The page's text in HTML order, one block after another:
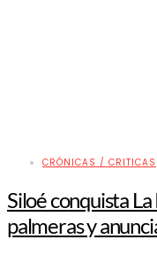
CRÓNICAS / CRITICAS
Siloé conquista
palmeras y